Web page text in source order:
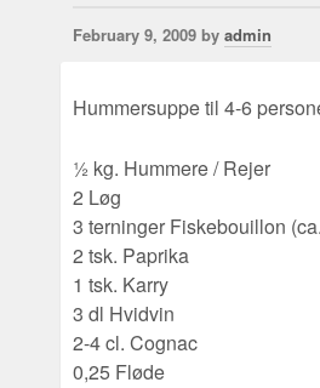
February 9, 2009 by admin
Hummersuppe til 4-6
½ kg. Hummere / Rejer
2 Løg
3 terninger Fiskebouillon
2 tsk. Paprika
1 tsk. Karry
3 dl Hvidvin
2-4 cl. Cognac
0,25 Fløde